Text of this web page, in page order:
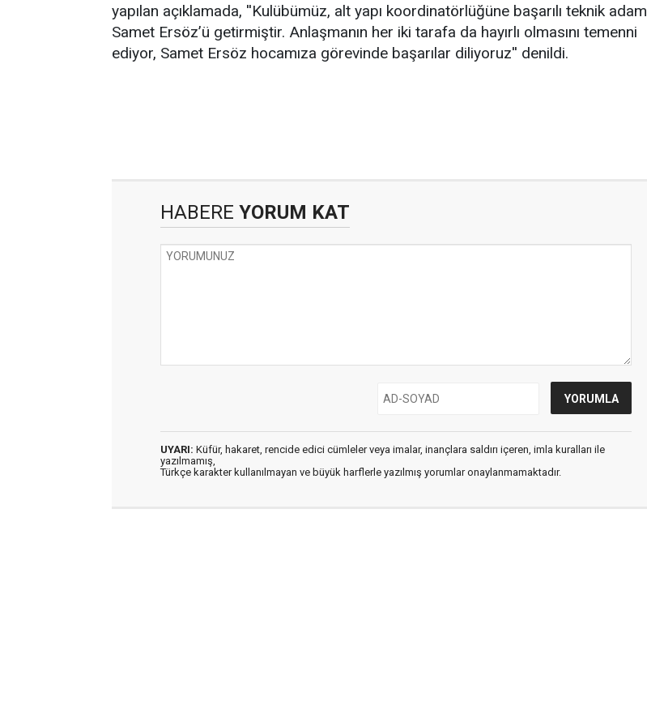
yapılan açıklamada, ''Kulübümüz, alt yapı koordinatörlüğüne başarılı teknik adam
Samet Ersöz’ü getirmiştir. Anlaşmanın her iki tarafa da hayırlı olmasını temenni
ediyor, Samet Ersöz hocamıza görevinde başarılar diliyoruz'' denildi.
HABERE YORUM KAT
UYARI: Küfür, hakaret, rencide edici cümleler veya imalar, inançlara saldırı içeren, imla kuralları ile
yazılmamış,
Türkçe karakter kullanılmayan ve büyük harflerle yazılmış yorumlar onaylanmamaktadır.